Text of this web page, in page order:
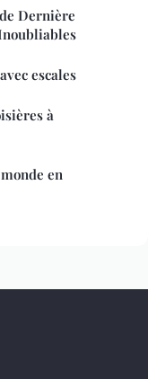
Dernière
escales
à
en